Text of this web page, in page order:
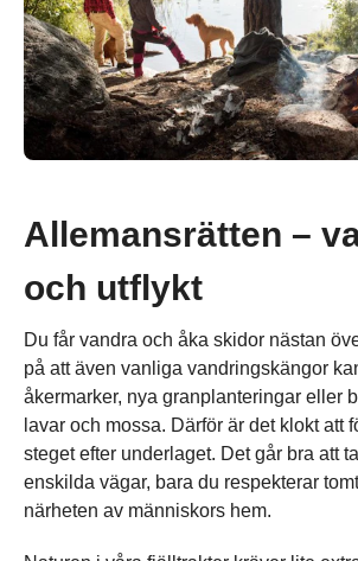
Allemansrätten –
och utflykt
Du får vandra och åka skidor nästan
på att även vanliga vandringskängor
åkermarker, nya granplanteringar eller
lavar och mossa. Därför är det klokt att
steget efter underlaget. Det går bra att
enskilda vägar, bara du respekterar
närheten av människors hem.